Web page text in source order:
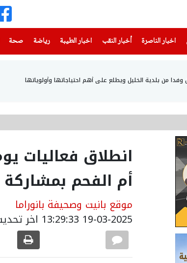
اخبار الناصرة
(current) أخبار النقب اخبار الطيبة(current) رياضة
(current) صحة(current)
من بلدية الخليل ويطلع على أهم احتياجاتها وأولوياتها
أم الفحم
موقع بانيت وصحيفة بانوراما
19-03-2025 13:29:33 اخر تحديث: 19-03-2025